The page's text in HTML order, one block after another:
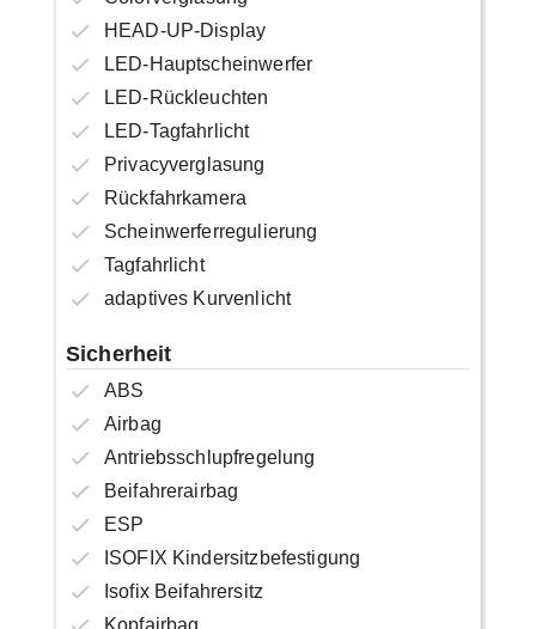
HEAD-UP-Display
LED-Hauptscheinwerfer
LED-Rückleuchten
LED-Tagfahrlicht
Privacyverglasung
Rückfahrkamera
Scheinwerferregulierung
Tagfahrlicht
adaptives Kurvenlicht
Sicherheit
ABS
Airbag
Antriebsschlupfregelung
Beifahrerairbag
ESP
ISOFIX Kindersitzbefestigung
Isofix Beifahrersitz
Kopfairbag